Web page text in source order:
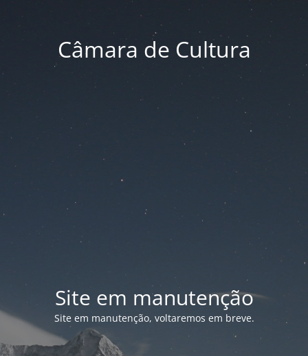
Câmara de Cultura
Site em manutenção
Site em manutenção, voltaremos em breve.